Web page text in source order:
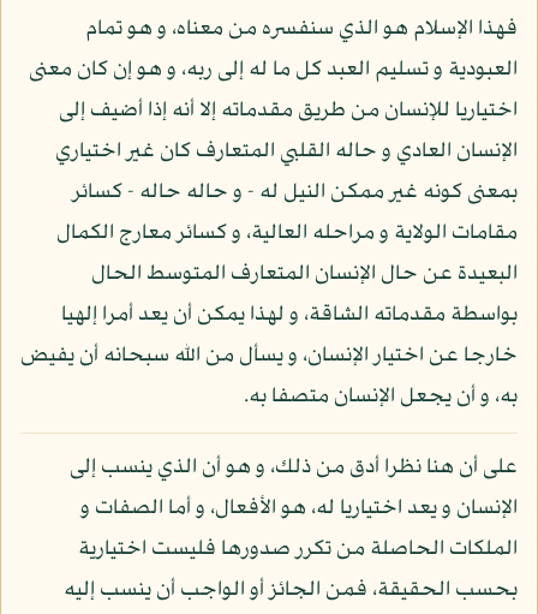
فهذا الإسلام هو الذي سنفسره من معناه، و هو تمام
العبودية و تسليم العبد كل ما له إلى ربه، و هو إن كان معنى
اختياريا للإنسان من طريق مقدماته إلا أنه إذا أضيف إلى
الإنسان العادي و حاله القلبي المتعارف كان غير اختياري
بمعنى كونه غير ممكن النيل له - و حاله حاله - كسائر
مقامات الولاية و مراحله العالية، و كسائر معارج الكمال
البعيدة عن حال الإنسان المتعارف المتوسط الحال
بواسطة مقدماته الشاقة، و لهذا يمكن أن يعد أمرا إلهيا
خارجا عن اختيار الإنسان، و يسأل من الله سبحانه أن يفيض
به، و أن يجعل الإنسان متصفا به.
على أن هنا نظرا أدق من ذلك، و هو أن الذي ينسب إلى
الإنسان و يعد اختياريا له، هو الأفعال، و أما الصفات و
الملكات الحاصلة من تكرر صدورها فليست اختيارية
بحسب الحقيقة، فمن الجائز أو الواجب أن ينسب إليه